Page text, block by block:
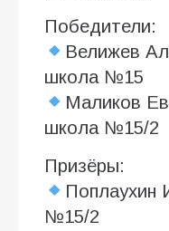
Победители:
Велижев
школа №15
Маликов
школа №15/2
Призёры:
Поплаухин
№15/2